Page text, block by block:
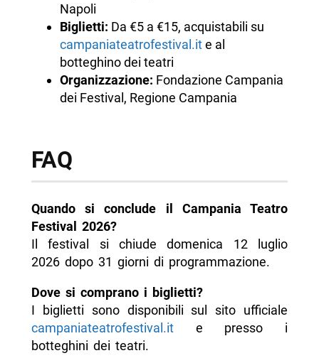
Napoli
Biglietti: Da €5 a €15, acquistabili su
campaniateatrofestival.ite al
botteghino dei teatri
Organizzazione: Fondazione Campania
dei Festival, Regione Campania
FAQ
Quando si conclude il Campania Teatro
Festival 2026?
Il festival si chiude domenica 12 luglio
2026 dopo 31 giorni di programmazione.
Dove si comprano i biglietti?
I biglietti sono disponibili sul sito ufficiale
campaniateatrofestival.ite presso i
botteghini dei teatri.